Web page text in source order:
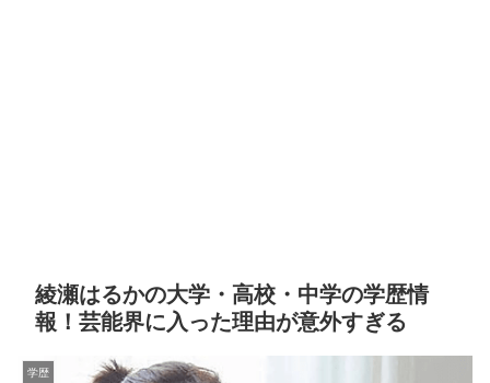
綾瀬はるかの大学・高校・中学の学歴情
報！芸能界に入った理由が意外すぎる
学歴